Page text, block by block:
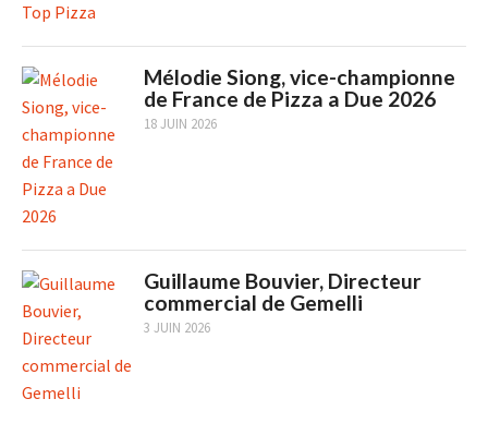
Mélodie Siong, vice-championne
de France de Pizza a Due 2026
18 JUIN 2026
Guillaume Bouvier, Directeur
commercial de Gemelli
3 JUIN 2026